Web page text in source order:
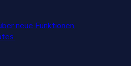
neue Funktionen,